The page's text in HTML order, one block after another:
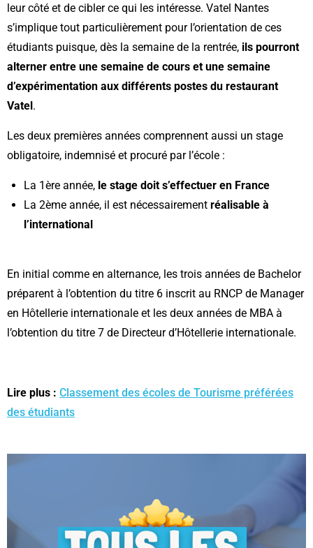
leur côté et de cibler ce qui les intéresse. Vatel Nantes
s’implique tout particulièrement pour l’orientation de ces
étudiants puisque, dès la semaine de la rentrée, ils pourront
alterner entre une semaine de cours et une semaine
d’expérimentation aux différents postes du restaurant
Vatel.
Les deux premières années comprennent aussi un stage
obligatoire, indemnisé et procuré par l’école :
La 1ère année, le stage doit s’effectuer en France
La 2ème année, il est nécessairement réalisable à
l’international
En initial comme en alternance, les trois années de Bachelor
préparent à l’obtention du titre 6 inscrit au RNCP de Manager
en Hôtellerie internationale et les deux années de MBA à
l’obtention du titre 7 de Directeur d’Hôtellerie internationale.
Lire plus : Classement des écoles de Tourisme préférées
des étudiants